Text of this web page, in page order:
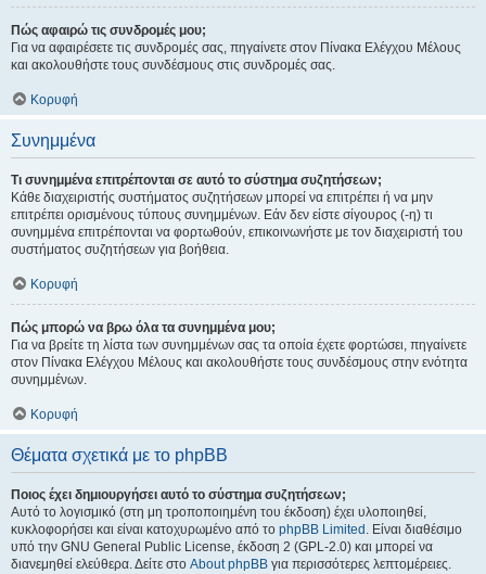
Πώς αφαιρώ τις συνδρομές μου;
Για να αφαιρέσετε τις συνδρομές σας, πηγαίνετε στον Πίνακα Ελέγχου Μέλους
και ακολουθήστε τους συνδέσμους στις συνδρομές σας.
Κορυφή
Συνημμένα
Τι συνημμένα επιτρέπονται σε αυτό το σύστημα συζητήσεων;
Κάθε διαχειριστής συστήματος συζητήσεων μπορεί να επιτρέπει ή να μην
επιτρέπει ορισμένους τύπους συνημμένων. Εάν δεν είστε σίγουρος (-η) τι
συνημμένα επιτρέπονται να φορτωθούν, επικοινωνήστε με τον διαχειριστή του
συστήματος συζητήσεων για βοήθεια.
Κορυφή
Πώς μπορώ να βρω όλα τα συνημμένα μου;
Για να βρείτε τη λίστα των συνημμένων σας τα οποία έχετε φορτώσει, πηγαίνετε
στον Πίνακα Ελέγχου Μέλους και ακολουθήστε τους συνδέσμους στην ενότητα
συνημμένων.
Κορυφή
Θέματα σχετικά με το phpBB
Ποιος έχει δημιουργήσει αυτό το σύστημα συζητήσεων;
Αυτό το λογισμικό (στη μη τροποποιημένη του έκδοση) έχει υλοποιηθεί,
κυκλοφορήσει και είναι κατοχυρωμένο από το phpBB Limited . Είναι διαθέσιμο
υπό την GNU General Public License, έκδοση 2 (GPL-2.0) και μπορεί να
διανεμηθεί ελεύθερα. Δείτε στο About phpBB για περισσότερες λεπτομέρειες.